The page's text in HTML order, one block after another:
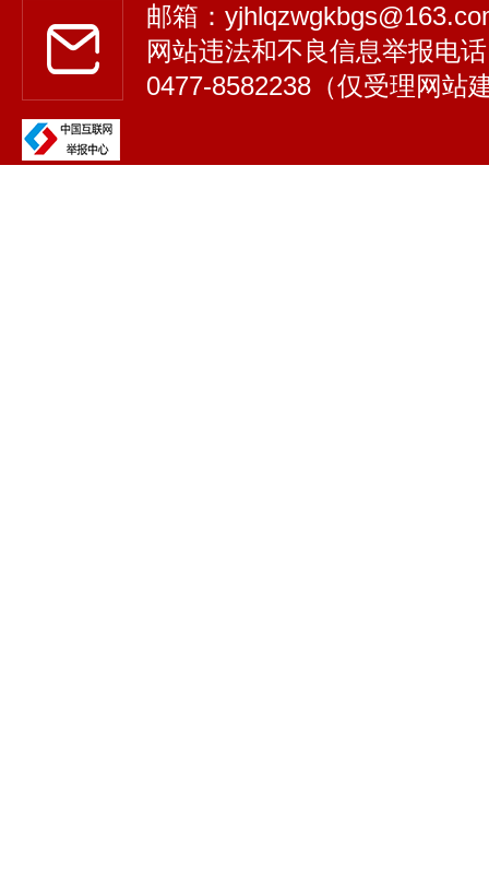
邮箱：
网站违法和不良信息举报电
0477-8582238（仅受理网站